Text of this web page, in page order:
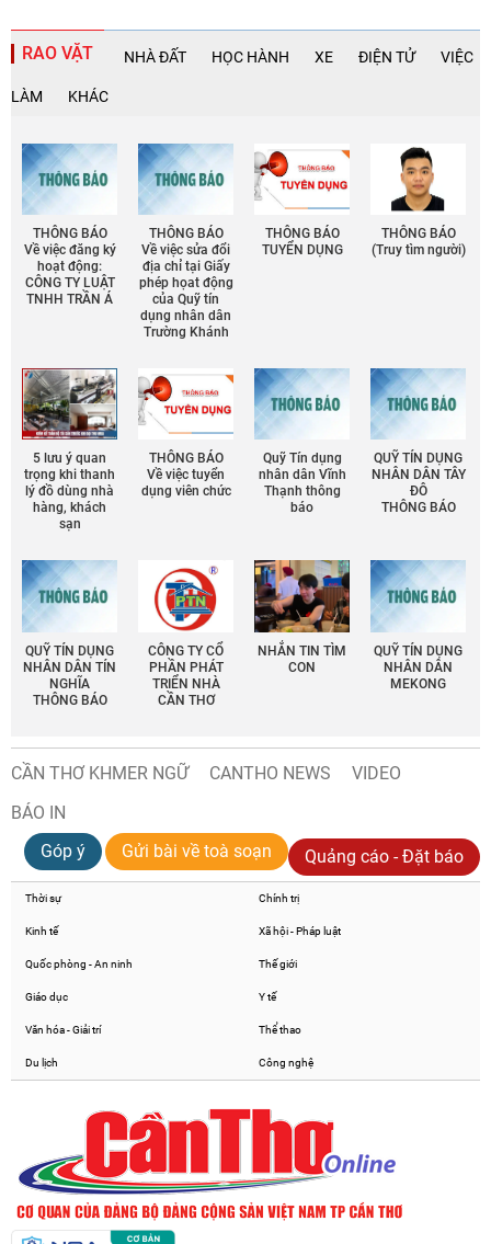
RAO VẶT NHÀ ĐẤT HỌC HÀNH XE ĐIỆN TỬ VIỆC
LÀM KHÁC
THÔNG BÁO
Về việc đăng ký
hoạt động:
CÔNG TY LUẬT
TNHH TRẦN Á
THÔNG BÁO
Về việc sửa đổi
địa chỉ tại Giấy
phép họat động
của Quỹ tín
dụng nhân dân
Trường Khánh
THÔNG BÁO
TUYỂN DỤNG
THÔNG BÁO
(Truy tìm người)
5 lưu ý quan
trọng khi thanh
lý đồ dùng nhà
hàng, khách
sạn
THÔNG BÁO
Về việc tuyển
dụng viên chức
Quỹ Tín dụng
nhân dân Vĩnh
Thạnh thông
báo
QUỸ TÍN DỤNG
NHÂN DÂN TÂY
ĐÔ
THÔNG BÁO
QUỸ TÍN DỤNG
NHÂN DÂN TÍN
NGHĨA
THÔNG BÁO
CÔNG TY CỔ
PHẦN PHÁT
TRIỂN NHÀ
CẦN THƠ
NHẮN TIN TÌM
CON
QUỸ TÍN DỤNG
NHÂN DÂN
MEKONG
CẦN THƠ KHMER NGỮ CANTHO NEWS
VIDEO
BÁO IN
Góp ý
Gửi bài về toà soạn Quảng cáo - Đặt báo
Thời sự Chính trị
Kinh tế Xã hội - Pháp luật
Quốc phòng - An ninh Thế giới
Giáo dục Y tế
Văn hóa - Giải trí Thể thao
Du lịch Công nghệ